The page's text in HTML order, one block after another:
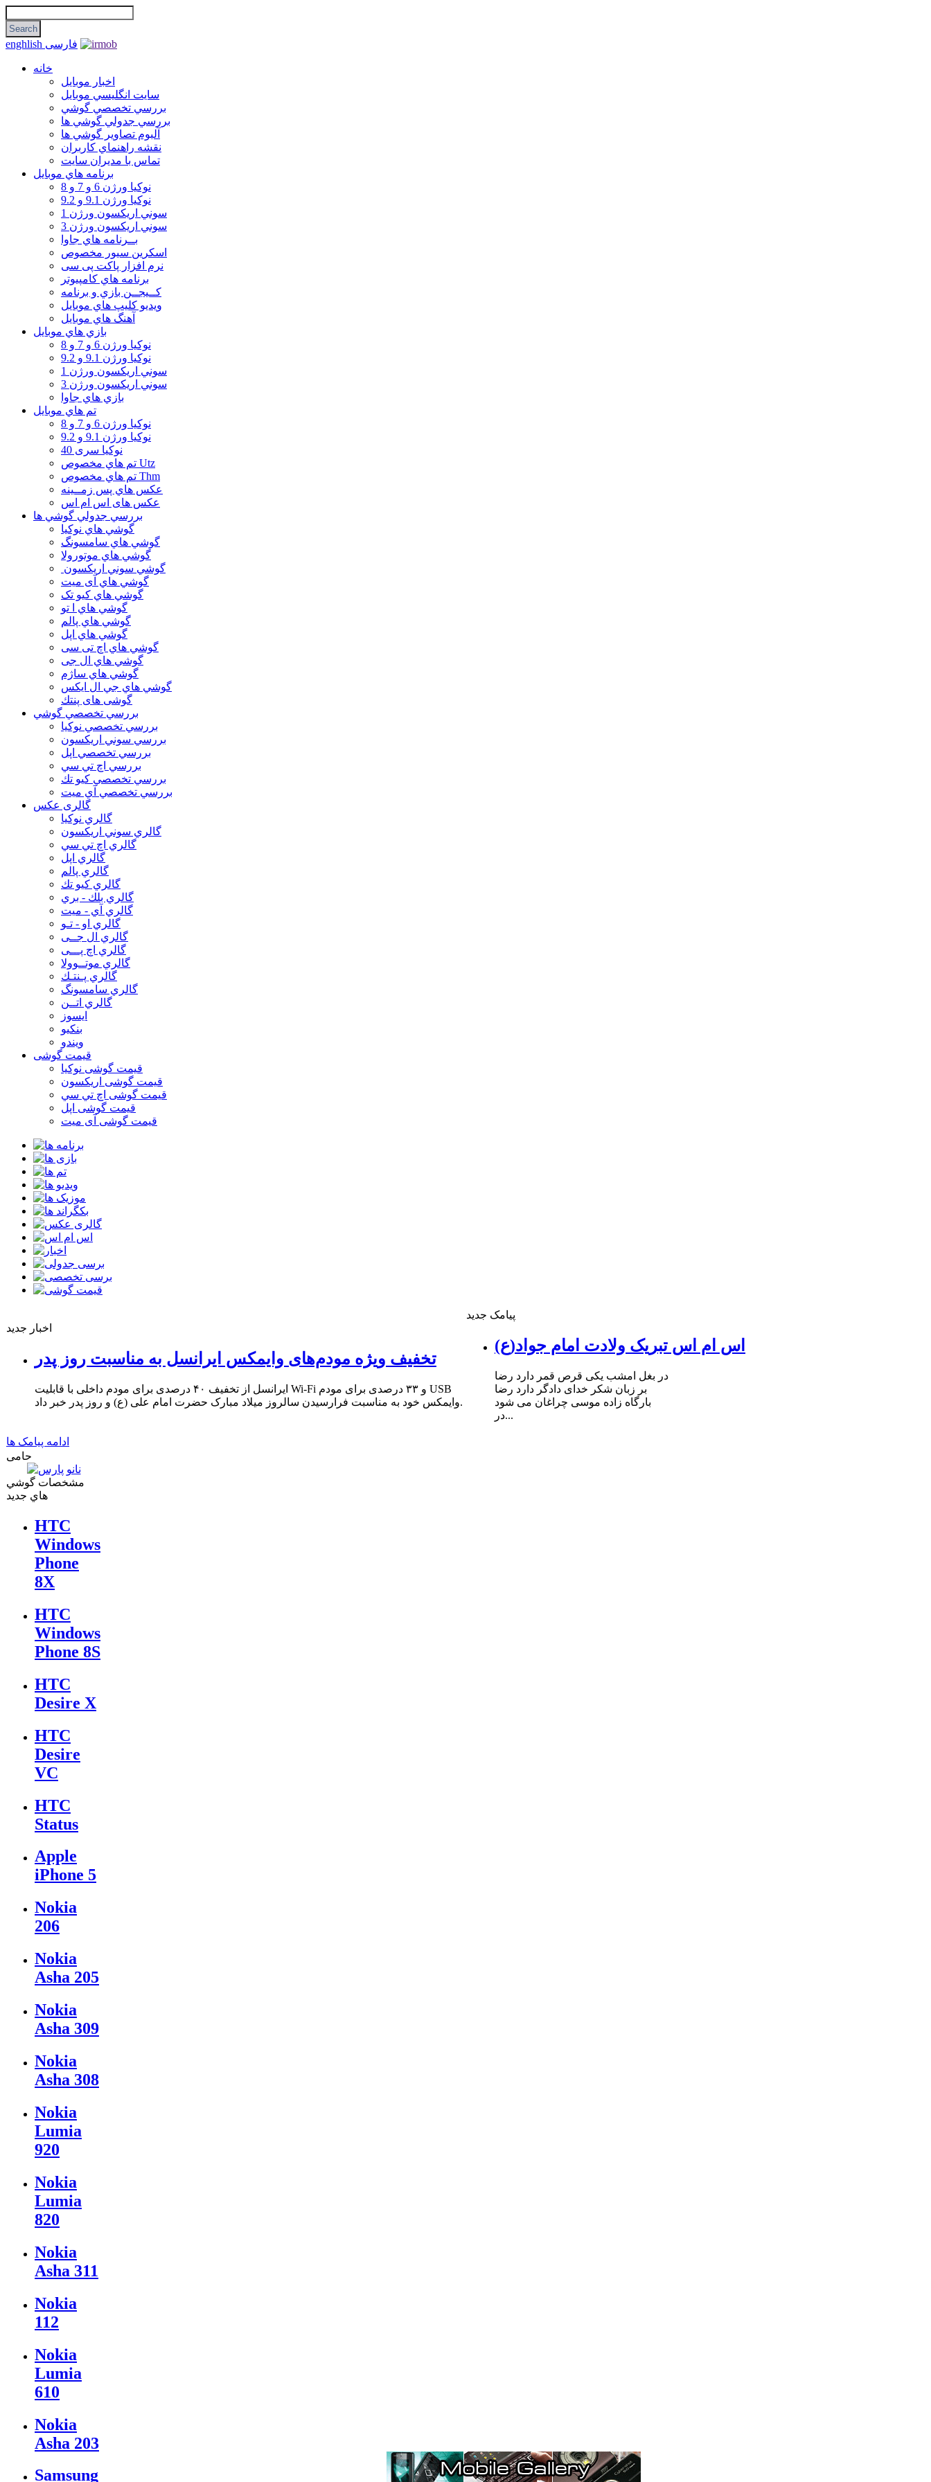
enghlish فارسی
خانه
اخبار موبایل
سايت انگليسي موبايل
بررسي تخصصي گوشي
بررسي جدولي گوشي ها
آلبوم تصاوير گوشي ها
نقشه راهنماي كاربران
تماس با مديران سايت
برنامه هاي موبايل
نوکیا ورژن 6 و 7 و 8
نوکیا ورژن 9.1 و 9.2
سوني اريكسون ورژن 1
سوني اريكسون ورژن 3
بــرنامه هاي جاوا
اسكرين سيور مخصوص
نرم افزار پاکت پی سی
برنامه هاي كامپيوتر
كــيجــن بازي و برنامه
ويديو كليپ هاي موبايل
آهنگ هاي موبايل
بازي هاي موبايل
نوكيا ورژن 6 و 7 و 8
نوكيا ورژن 9.1 و 9.2
سوني اريكسون ورژن 1
سوني اريكسون ورژن 3
بازي هاي جاوا
تم هاي موبايل
نوكيا ورژن 6 و 7 و 8
نوكيا ورژن 9.1 و 9.2
نوکیا سری 40
تم هاي مخصوص Utz
تم هاي مخصوص Thm
عكس هاي پس زمــينه
عكس های اس ام اس
بررسي جدولي گوشي ها
گوشي هاي نوكيا
گوشي هاي سامسونگ
گوشي هاي موتورولا
گوشي سوني اريكسون
گوشي هاي آی میت
گوشي هاي کیو تک
گوشي هاي ا تو
گوشي هاي پالم
گوشي هاي اپل
گوشي هاي اچ تی سی
گوشي هاي ال جی
گوشي هاي ساژم
گوشي هاي جي ال ايكس
گوشی های پنتك
بررسي تخصصي گوشي
بررسي تخصصي نوكيا
بررسي سوني اريكسون
بررسي تخصصي اپل
بررسي اچ تي سي
بررسي تخصصي كيو تك
بررسي تخصصي آي ميت
گالری عکس
گالري نوكيا
گالري سوني اريكسون
گالري اچ تي سي
گالري اپل
گالري پالم
گالري كيو تك
گالري بلك - بري
گالري آي - ميت
گالري او - تـو
گالري ال جــی
گالري اچ پـــی
گالري موتــوولا
گالري پـنتـك
گالري سامسونگ
گالري اتــن
ایسوز
بنکیو
ویندو
قیمت گوشی
قیمت گوشی نوكيا
قیمت گوشی اريكسون
قیمت گوشی اچ تي سي
قیمت گوشی اپل
قیمت گوشی آی میت
اخبار جدید
تخفیف ویژه مودم‌های وایمکس ایرانسل به مناسبت روز پدر
ایرانسل از تخفیف ۴۰ درصدی برای مودم داخلی با قابلیت Wi-Fi و ۳۳ درصدی برای مودم USB
وایمکس خود به مناسبت فرارسیدن سالروز میلاد مبارک حضرت امام علی (ع) و روز پدر خبر داد.
پیامک جدید
اس ام اس تبریک ولادت امام جواد(ع)
در بغل امشب یکى قرص قمر دارد رضا
بر زبان شکر خداى دادگر دارد رضا
بارگاه زاده موسى چراغان مى شود
در...
ادامه پیامک ها
حامی
مشخصات گوشي
هاي جديد
HTC
Windows
Phone
8X
HTC
Windows
Phone 8S
HTC
Desire X
HTC
Desire
VC
HTC
Status
Apple
iPhone 5
Nokia
206
Nokia
Asha 205
Nokia
Asha 309
Nokia
Asha 308
Nokia
Lumia
920
Nokia
Lumia
820
Nokia
Asha 311
Nokia
112
Nokia
Lumia
610
Nokia
Asha 203
Samsung